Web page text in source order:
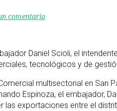
comentario
Daniel Scioli, el
tecnológicos y de
multisectorial en San
Espinoza, el embajador,
exportaciones entre el